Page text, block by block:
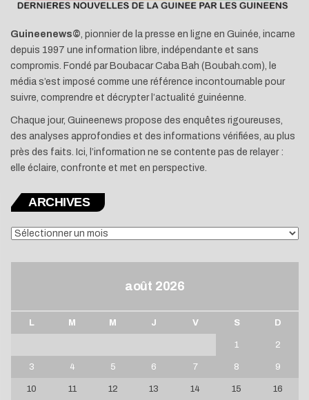
Guineenews©, pionnier de la presse en ligne en Guinée, incarne
depuis 1997 une information libre, indépendante et sans
compromis. Fondé par Boubacar Caba Bah (Boubah.com), le
média s’est imposé comme une référence incontournable pour
suivre, comprendre et décrypter l’actualité guinéenne.
Chaque jour, Guineenews propose des enquêtes rigoureuses,
des analyses approfondies et des informations vérifiées, au plus
près des faits. Ici, l’information ne se contente pas de relayer :
elle éclaire, confronte et met en perspective.
ARCHIVES
ARCHIVES
août 2026
L M M J V S D
1 2
3 4 5 6 7 8 9
10 11 12 13 14 15 16